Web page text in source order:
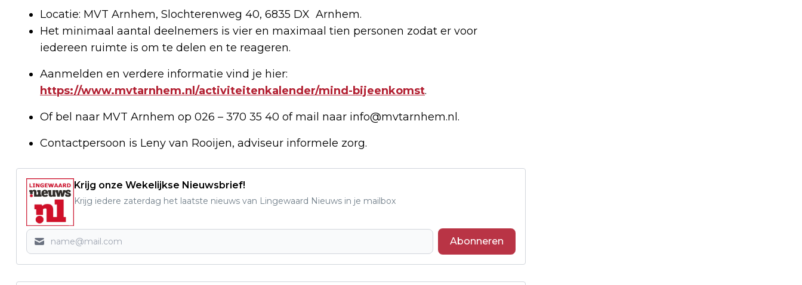
Locatie: MVT Arnhem, Slochterenweg 40, 6835 DX Arnhem.
Het minimaal aantal deelnemers is vier en maximaal tien personen zodat er voor
iedereen ruimte is om te delen en te reageren.
Aanmelden en verdere informatie vind je hier:
https://www.mvtarnhem.nl/activiteitenkalender/mind-bijeenkomst.
Of bel naar MVT Arnhem op 026 – 370 35 40 of mail naar info@mvtarnhem.nl .
Contactpersoon is Leny van Rooijen, adviseur informele zorg.
Krijg onze Wekelijkse Nieuwsbrief!
Krijg iedere zaterdag het laatste nieuws van Lingewaard Nieuws in je mailbox
Abonneren